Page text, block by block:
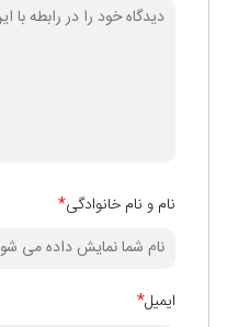
نام و نام خانوادگی*
ایمیل*